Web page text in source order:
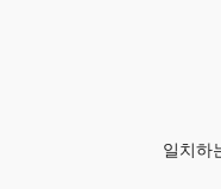
일치하